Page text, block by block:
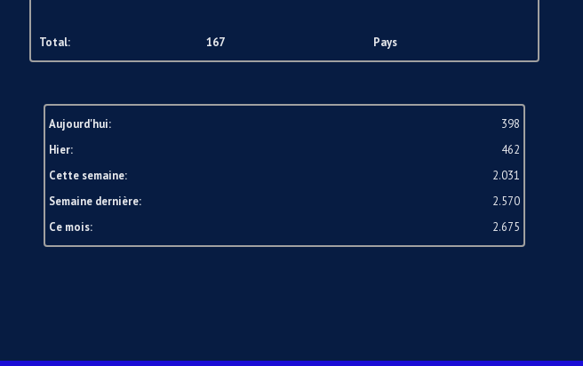
Total: 167 Pays
Aujourd'hui:
398
Hier:
462
Cette semaine:
2.031
Semaine dernière:
2.570
Ce mois:
2.675